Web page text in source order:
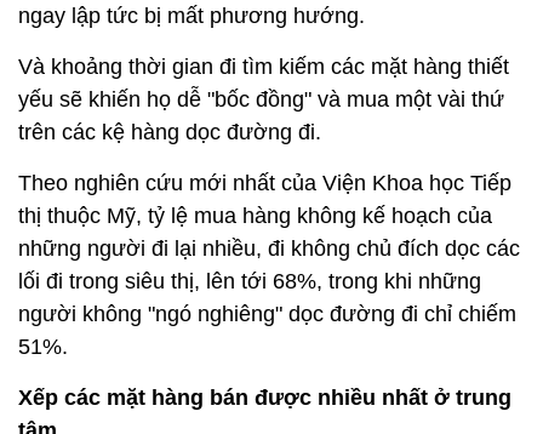
ngay lập tức bị mất phương hướng.
Và khoảng thời gian đi tìm kiếm các mặt hàng thiết
yếu sẽ khiến họ dễ "bốc đồng" và mua một vài thứ
trên các kệ hàng dọc đường đi.
Theo nghiên cứu mới nhất của Viện Khoa học Tiếp
thị thuộc Mỹ, tỷ lệ mua hàng không kế hoạch của
những người đi lại nhiều, đi không chủ đích dọc các
lối đi trong siêu thị, lên tới 68%, trong khi những
người không "ngó nghiêng" dọc đường đi chỉ chiếm
51%.
Xếp các mặt hàng bán được nhiều nhất ở trung